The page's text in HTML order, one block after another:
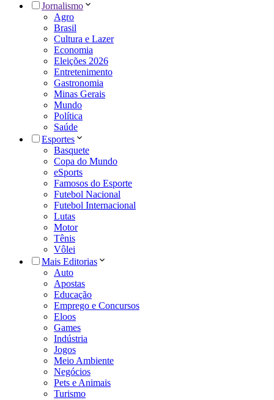
Jornalismo
Agro
Brasil
Cultura e Lazer
Economia
Eleições 2026
Entretenimento
Gastronomia
Minas Gerais
Mundo
Política
Saúde
Esportes
Basquete
Copa do Mundo
eSports
Famosos do Esporte
Futebol Nacional
Futebol Internacional
Lutas
Motor
Tênis
Vôlei
Mais Editorias
Auto
Apostas
Educação
Emprego e Concursos
Eloos
Games
Indústria
Jogos
Meio Ambiente
Negócios
Pets e Animais
Turismo